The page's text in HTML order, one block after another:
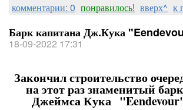
комментарии: 0 понравилось! вверх^ к
Барк капитана Дж.Кука
18-09-2022 17:31
Закончил строительство
на этот раз знаменитый
Джеймса Кука "Eendevour"